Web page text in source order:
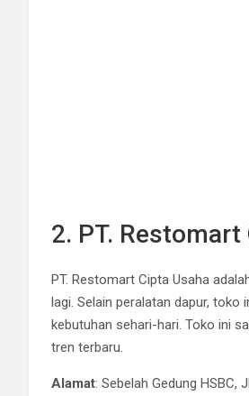
2. PT.
PT. Restomart Cipta Usaha
lagi. Selain peralatan dapur, toko
kebutuhan sehari-hari. Toko ini
tren terbaru.
Alamat: Sebelah Gedung HSBC,